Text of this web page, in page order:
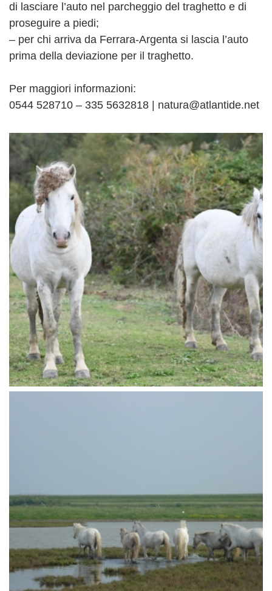
di lasciare l’auto nel parcheggio del traghetto e di
proseguire a piedi;
– per chi arriva da Ferrara-Argenta si lascia l’auto
prima della deviazione per il traghetto.
Per maggiori informazioni:
0544 528710 – 335 5632818 | natura@atlantide.net